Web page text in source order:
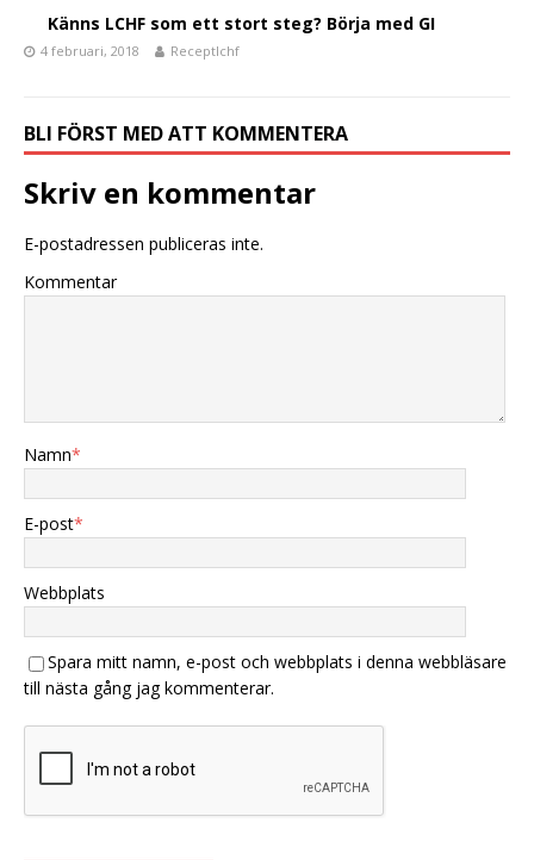
Känns LCHF som ett stort steg? Börja med GI
4 februari, 2018 Receptlchf
BLI FÖRST MED ATT KOMMENTERA
Skriv en kommentar
E-postadressen publiceras inte.
Kommentar
Namn*
E-post*
Webbplats
Spara mitt namn, e-post och webbplats i denna webbläsare
till nästa gång jag kommenterar.